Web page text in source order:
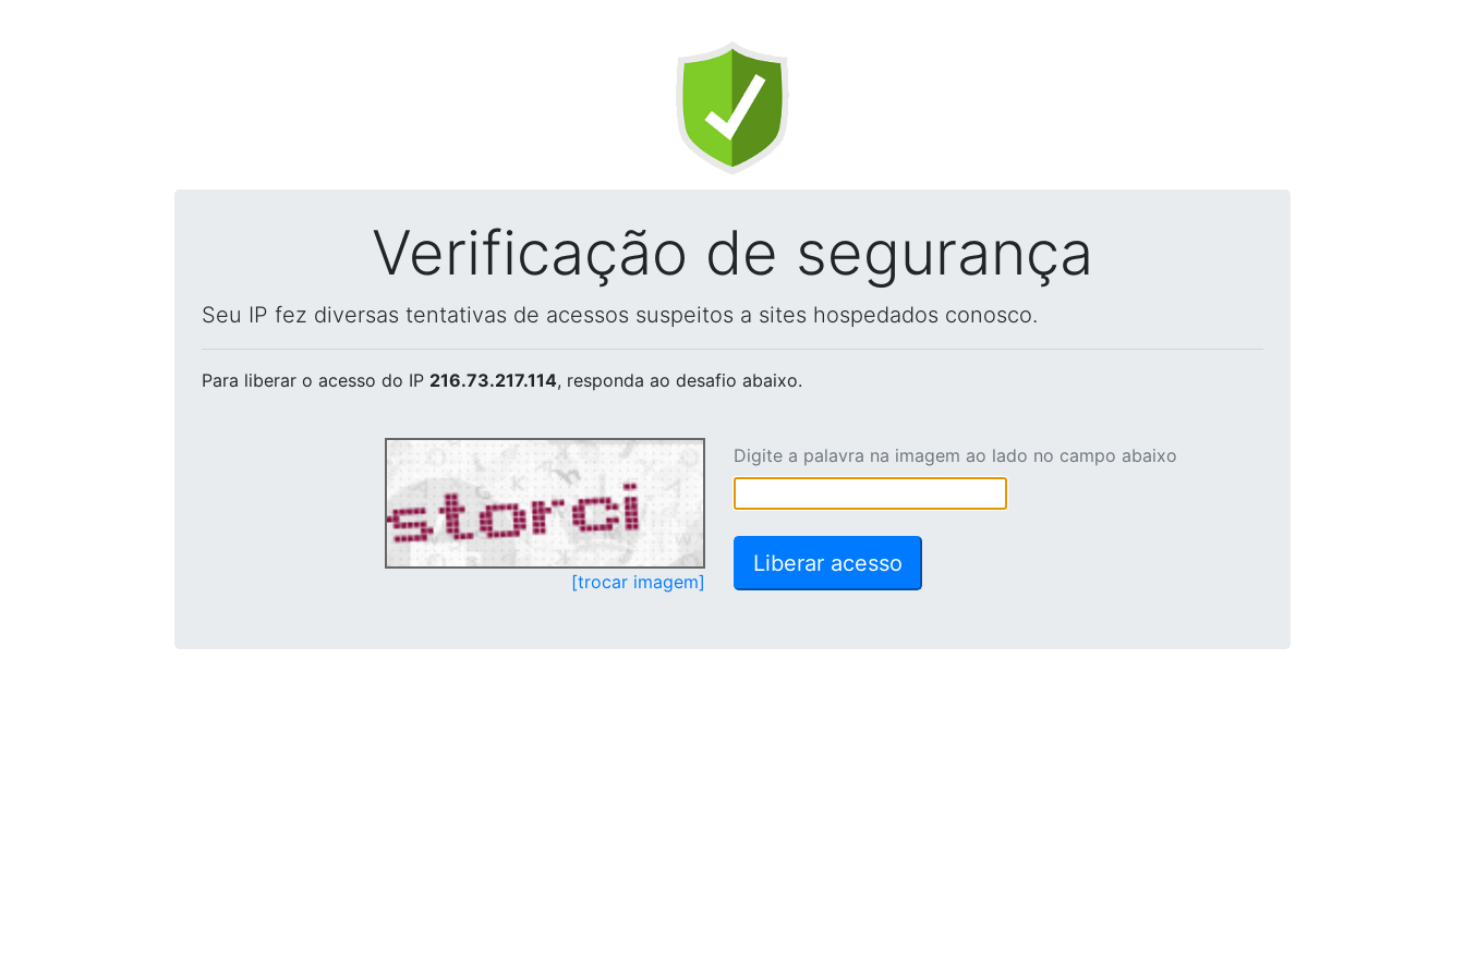
Verificação de segurança
Seu IP fez diversas tentativas de acessos suspeitos a sites hospedados conosco.
Para liberar o acesso do IP 216.73.217.114, responda ao desafio abaixo.
[trocar imagem]
Digite a palavra na imagem ao lado no campo abaixo